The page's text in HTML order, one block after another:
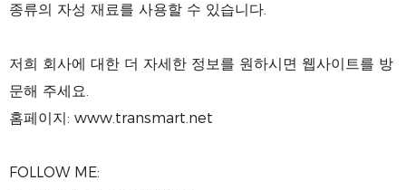
종류의 자성 재료를 사용할 수 있습니다.
저희 회사에 대한 더 자세한 정보를 원하시면 웹사이트를 방
문해 주세요.
홈페이지: www.transmart.net
FOLLOW ME: